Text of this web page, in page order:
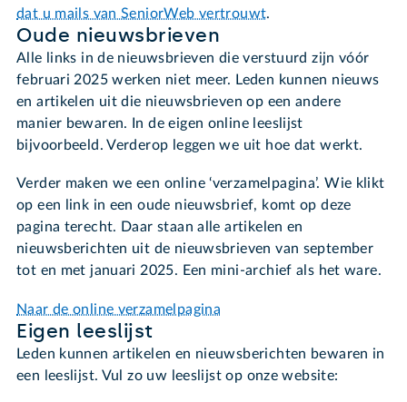
dat u mails van SeniorWeb vertrouwt.
Oude nieuwsbrieven
Alle links in de nieuwsbrieven die verstuurd zijn vóór
februari 2025 werken niet meer. Leden kunnen nieuws
en artikelen uit die nieuwsbrieven op een andere
manier bewaren. In de eigen online leeslijst
bijvoorbeeld. Verderop leggen we uit hoe dat werkt.
Verder maken we een online ‘verzamelpagina’. Wie klikt
op een link in een oude nieuwsbrief, komt op deze
pagina terecht. Daar staan alle artikelen en
nieuwsberichten uit de nieuwsbrieven van september
tot en met januari 2025. Een mini-archief als het ware.
Naar de online verzamelpagina
Eigen leeslijst
Leden kunnen artikelen en nieuwsberichten bewaren in
een leeslijst. Vul zo uw leeslijst op onze website: